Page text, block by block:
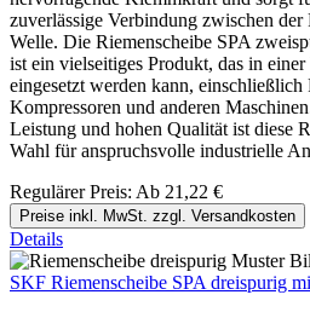
zuverlässige Verbindung zwischen der
Welle. Die Riemenscheibe SPA
ist ein vielseitiges Produkt, das in
eingesetzt werden kann,
Kompressoren und anderen
Leistung und hohen Qualität ist diese
Wahl für anspruchsvolle industrielle
Regulärer Preis: Ab 21,22 €
Preise inkl. MwSt. zzgl. Versandkosten
Details
SKF Riemenscheibe SPA dreispurig